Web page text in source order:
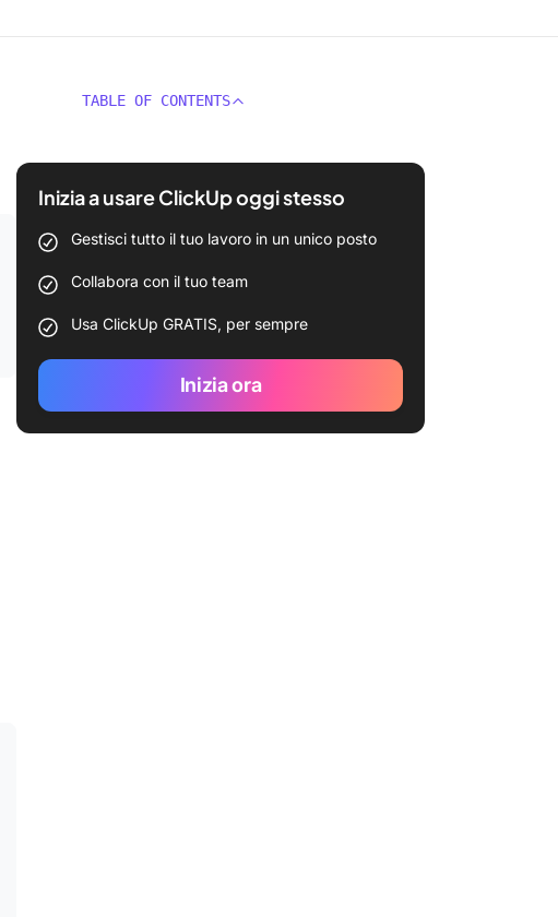
TABLE OF CONTENTS
Inizia a usare ClickUp oggi stesso
Gestisci tutto il tuo lavoro in un unico posto
Collabora con il tuo team
Usa ClickUp GRATIS, per sempre
Inizia ora